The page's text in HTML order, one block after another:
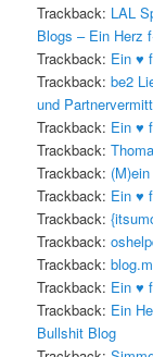
Trackback: LAL
Blogs – Ein Herz
Trackback: Ein ♥
Trackback:be2
und
Trackback: Ein ♥
Trackback:
Trackback:
Trackback: Ein ♥
Trackback:
Trackback:
Trackback:
Trackback: Ein ♥
Trackback: Ein
Bullshit Blog